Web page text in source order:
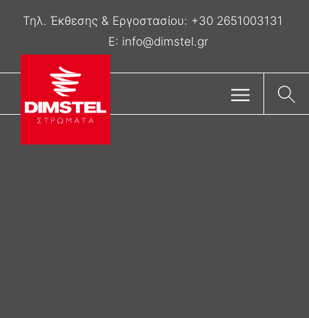
Τηλ. Έκθεσης & Eργοστασίου: +30 2651003131
E: info@dimstel.gr